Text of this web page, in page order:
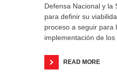
Defensa Nacional y la
para definir su
proceso a seguir para
implementación de los
READ MORE